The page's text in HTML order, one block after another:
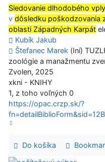
Sledovanie dlhodobého
v dôsledku poškodzovania
oblasti Západných Karpát
Kubík Jakub
Štefanec Marek (Iní)
zoológie a manažmentu
Zvolen, 2025
xkni - KNIHY
1, z toho voľných 0
https://opac.crzp.sk/?
Do košíka